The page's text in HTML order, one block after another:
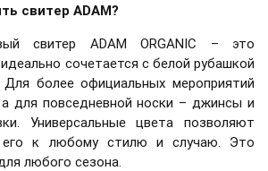
свитер ADAM?
свитер ADAM ORGANIC – это
сочетается с белой рубашкой
более официальных мероприятий
для повседневной носки – джинсы и
Универсальные цвета позволяют
его к любому стилю и случаю. Это
любого сезона.